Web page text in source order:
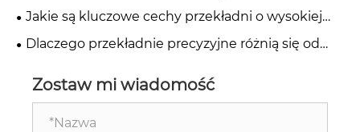
zębate do zastosowań przemysłowych?
Jakie są kluczowe cechy przekładni o wysokiej
precyzji?
Dlaczego przekładnie precyzyjne różnią się od
Zostaw mi wiadomość